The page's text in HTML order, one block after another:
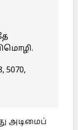
5070,
அடிமைப்